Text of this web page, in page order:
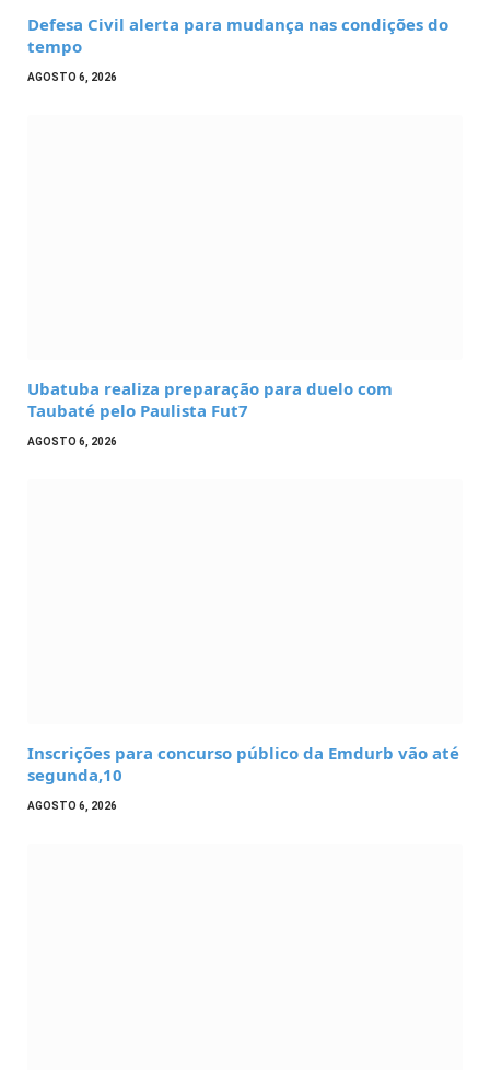
Defesa Civil alerta para mudança nas condições do
tempo
AGOSTO 6, 2026
Ubatuba realiza preparação para duelo com
Taubaté pelo Paulista Fut7
AGOSTO 6, 2026
Inscrições para concurso público da Emdurb vão até
segunda,10
AGOSTO 6, 2026